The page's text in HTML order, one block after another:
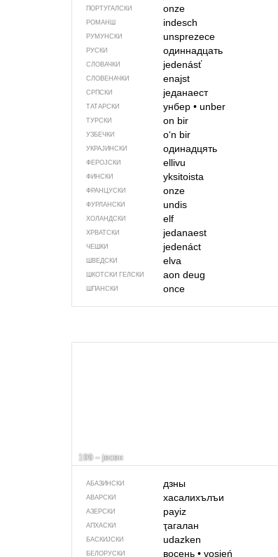
ПОРТУГАЛСКИ onze
РОМАНШ indesch
РУМУНСКИ unsprezece
РУСКИ одиннадцать
СЛОВАЧКИ jedenásť
СЛОВЕНАЧКИ enajst
СРПСКИ једанаест
ТАТАРСКИ унбер •unber
ТУРСКИ on bir
УЗБЕЧКИ oʻn bir
УКРАЈИНСКИ одинадцять
ФЕРОЈСКИ ellivu
ФИНСКИ yksitoista
ФРАНЦУСКИ onze
ФУРЛАНСКИ undis
ХОЛАНДСКИ elf
ХРВАТСКИ jedanaest
ЧЕШКИ jedenáct
ШВЕДСКИ elva
ШКОТСКИ ГЕЛСКИ aon deug
ШПАНСКИ once
199 – јесен
АБАЗИНСКИ дзны
АВАРСКИ хасалихълъи
АЗЕРСКИ payiz
АПХАСКИ ҭагалан
БАСКИЈСКИ udazken
БЕЛОРУСКИ восень •vosień